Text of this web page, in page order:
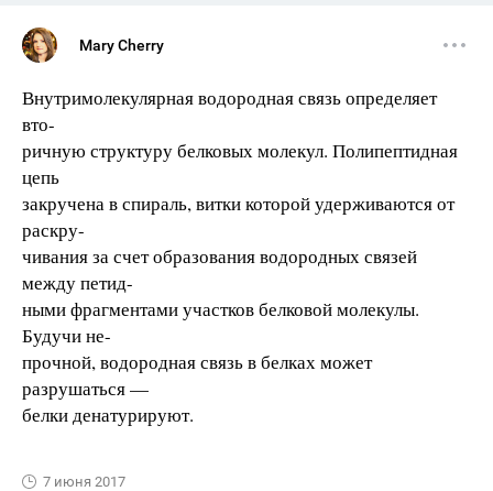
Mary Cherry
Внутримолекулярная водородная связь определяет
вто-
ричную структуру белковых молекул. Полипептидная
цепь
закручена в спираль, витки которой удерживаются от
раскру-
чивания за счет образования водородных связей
между петид-
ными фрагментами участков белковой молекулы.
Будучи не-
прочной, водородная связь в белках может
разрушаться —
белки денатурируют.
7 июня 2017